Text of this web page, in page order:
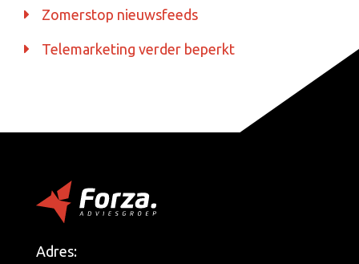
Zomerstop nieuwsfeeds
Telemarketing verder beperkt
Adres: